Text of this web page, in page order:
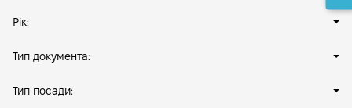
Рік:
Тип документа:
Тип посади: